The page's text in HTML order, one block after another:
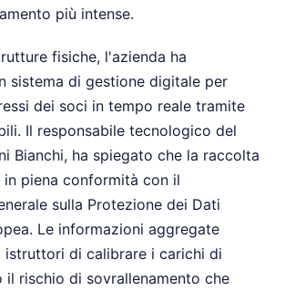
più intense.
fisiche, l'azienda ha
sistema di gestione digitale per
dei soci in tempo reale tramite
Il responsabile tecnologico del
Bianchi, ha spiegato che la raccolta
piena conformità con il
sulla Protezione dei Dati
Le informazioni aggregate
istruttori di calibrare i carichi di
il rischio di sovrallenamento che